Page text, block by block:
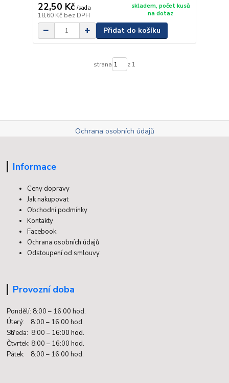
22,50 Kč /sada
18,60 Kč bez DPH
skladem, počet kusů
na dotaz
Přidat do košíku
strana z 1
Ochrana osobních údajů
Informace
Ceny dopravy
Jak nakupovat
Obchodní podmínky
Kontakty
Facebook
Ochrana osobních údajů
Odstoupení od smlouvy
Provozní doba
Pondělí: 8:00 – 16:00 hod.
Úterý: 8:00 – 16:00 hod.
Středa: 8:00 – 16:00 hod.
Čtvrtek: 8:00 – 16:00 hod.
Pátek: 8:00 – 16:00 hod.